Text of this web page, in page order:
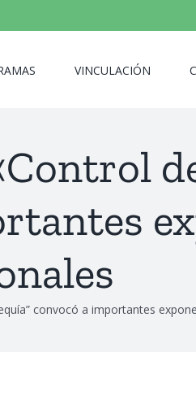
VINCULACIÓN
convocó a importantes